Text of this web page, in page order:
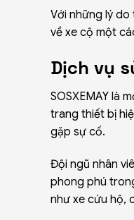
Với những lý do
về xe cộ một
Dịch vụ
SOSXEMAY là
trang thiết bị
gặp sự cố.
Đội ngũ nhân
phong phú
như xe cứu hộ,